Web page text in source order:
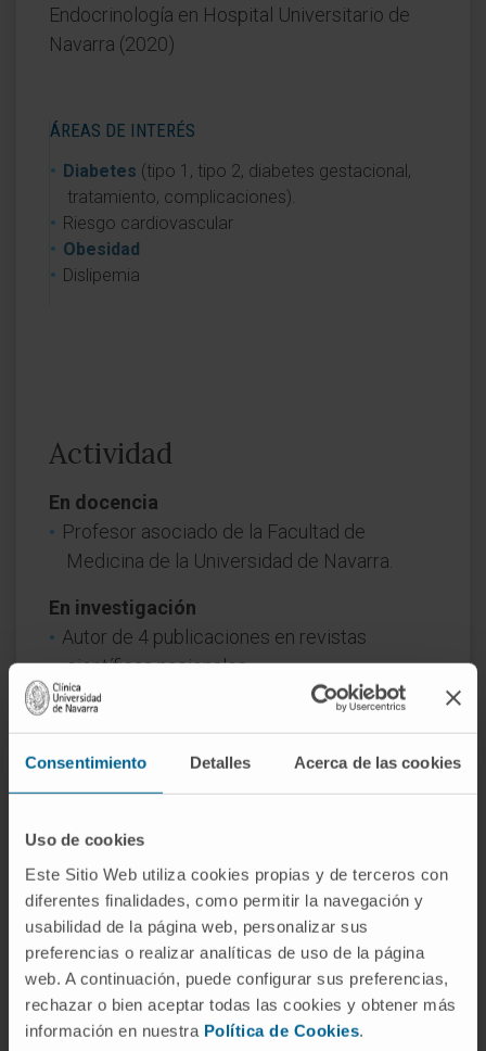
Consentimiento Detalles Acerca de las cookies
Uso de cookies
Este Sitio Web utiliza cookies propias y de terceros con
diferentes finalidades, como permitir la navegación y
usabilidad de la página web, personalizar sus
preferencias o realizar analíticas de uso de la página
web. A continuación, puede configurar sus preferencias,
rechazar o bien aceptar todas las cookies y obtener más
información en nuestra Política de Cookies.
Endocrinología en Hospital Universitario de
Navarra (2020)
ÁREAS DE INTERÉS
Diabetes (tipo 1, tipo 2, diabetes gestacional,
tratamiento, complicaciones).
Riesgo cardiovascular
Obesidad
Dislipemia
Actividad
En docencia
Profesor asociado de la Facultad de
Medicina de la Universidad de Navarra.
En investigación
Autor de 4 publicaciones en revistas
científicas nacionales.
Co-autor de 5 capítulos de libros
Ha presentado más de 25 ponencias en
clínicos en activo.